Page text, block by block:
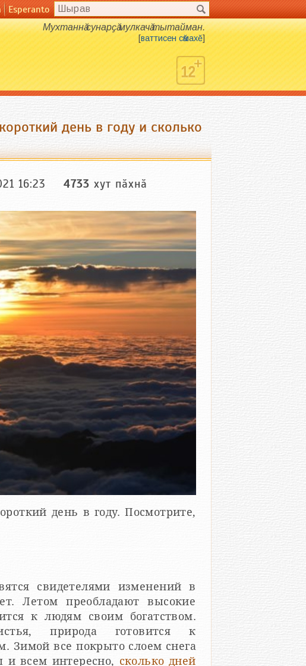
Esperanto
Мухтаннӑ сунарҫӑ мулкачӑ тытайман.
[ваттисен сӑмахӗ]
день в году и сколько
16:23 4733 хут пӑхнӑ
день в году. Посмотрите,
свидетелями изменений в
Летом преобладают высокие
к людям своим богатством.
природа готовится к
Зимой все покрыто слоем снега
и всем интересно, сколько дней